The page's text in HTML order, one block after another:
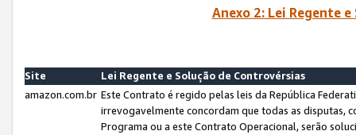
Anexo 2: Lei Regente
Site
Lei Regente e Solução de Controvérsias
amazon.com.br Este Contrato é regido pelas leis da República
irrevogavelmente concordam que todas as disputas,
Programa ou a este Contrato Operacional, serão